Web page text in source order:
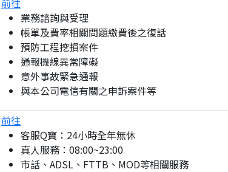
前往
業務諮詢與受理
帳單及費率相關問題繳費後之復話
預防工程挖損案件
通報機線異常障礙
意外事故緊急通報
與本公司電信有關之申訴案件等
前往
客服Q寶：24小時全年無休
真人服務：08:00~23:00
市話、ADSL、FTTB、MOD等相關服務